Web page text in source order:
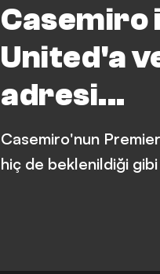
Casemiro
United'a
adresi...
Casemiro'nun
hiç de beklenildiği